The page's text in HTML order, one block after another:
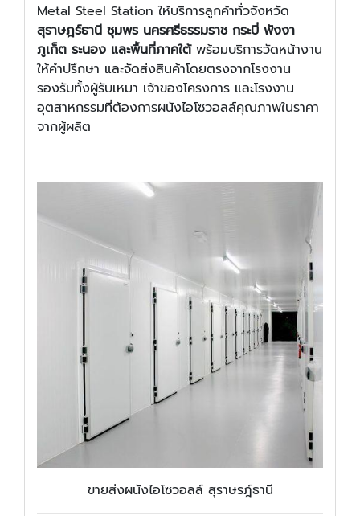
Metal Steel Station ให้บริการลูกค้าทั่วจังหวัด
สุราษฎร์ธานี ชุมพร นครศรีธรรมราช กระบี่ พังงา
ภูเก็ต ระนอง และพื้นที่ภาคใต้พร้อมบริการวัดหน้างาน
ให้คำปรึกษา และจัดส่งสินค้าโดยตรงจากโรงงาน
รองรับทั้งผู้รับเหมา เจ้าของโครงการ และโรงงาน
อุตสาหกรรมที่ต้องการผนังไอโซวอลล์คุณภาพในราคา
จากผู้ผลิต
ขายส่งผนังไอโซวอลล์ สุราษรฎ์ธานี